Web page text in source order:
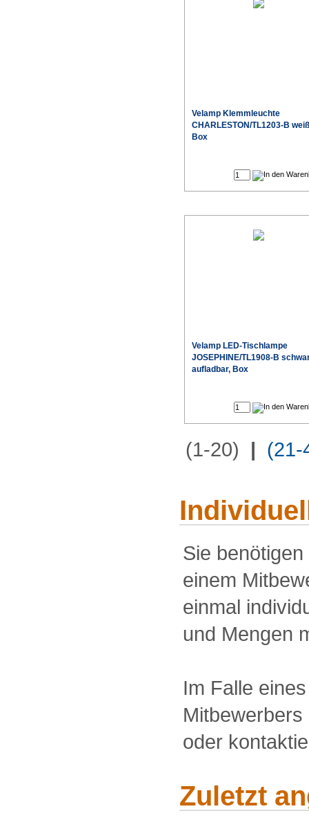
Velamp Klemmleuchte
CHARLESTON/TL1203-B
Box
Velamp LED-Tischlampe
JOSEPHINE/TL1908-B
aufladbar, Box
(1-20) | (21-
Sie
einem
einmal
und Mengen
Im Falle
oder
Zuletzt